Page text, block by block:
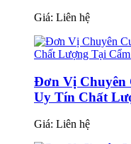
Giá: Liên hệ
Đơn Vị Chuyên
Uy Tín Chất
Giá: Liên hệ